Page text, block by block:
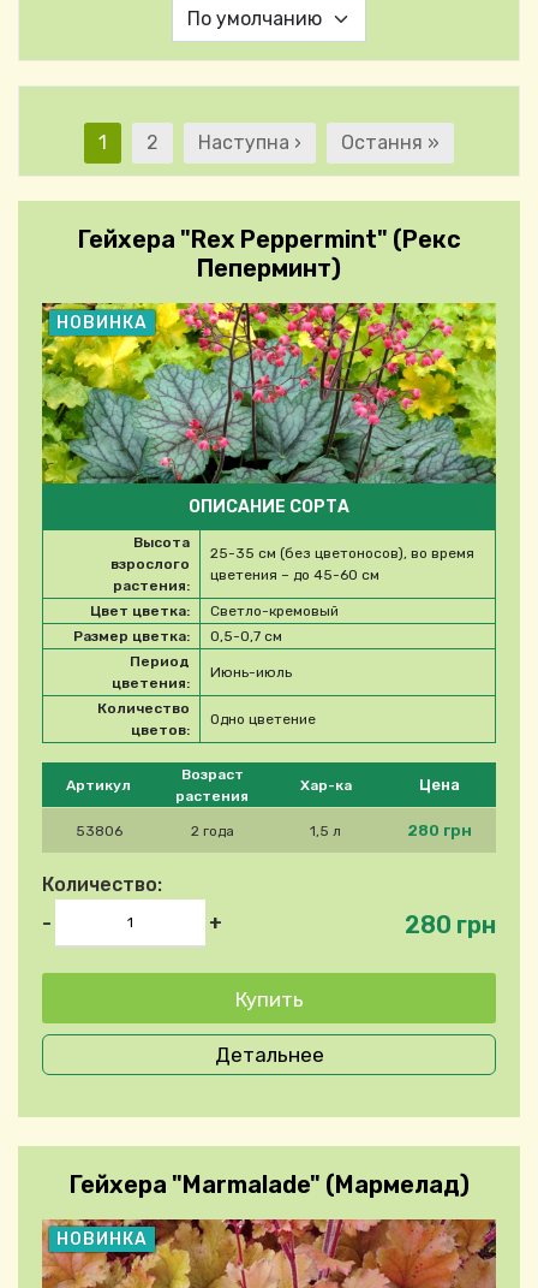
Нумерация страниц
Текущая страница
1 Страница
2 Следующая страница
Наступна › Последняя страница
Остання »
Гейхера "Rex Peppermint" (Рекс
Пеперминт)
НОВИНКА
Please select product
Артикул
Возраст
растения
Хар-ка Цена
53806 2 года 1,5 л 280 грн
Количество:
-
+ 280 грн
ОПИСАНИЕ СОРТА
Высота
взрослого
растения:
25-35 см (без цветоносов), во время
цветения – до 45-60 см
Цвет цветка:
Светло-кремовый
Размер цветка:
0,5-0,7 см
Период
цветения:
Июнь-июль
Количество
цветов:
Одно цветение
Детальнее
Гейхера "Marmalade" (Мармелад)
НОВИНКА